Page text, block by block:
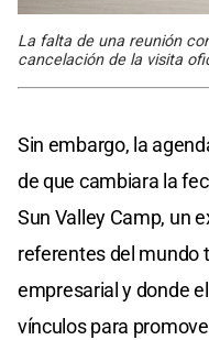
La falta de una reunión
cancelación de la visita
Sin embargo, la
de que cambiara la
Sun Valley Camp, un
referentes del mundo
empresarial y donde
vínculos para